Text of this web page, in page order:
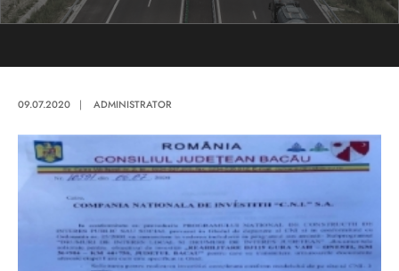
09.07.2020 | ADMINISTRATOR